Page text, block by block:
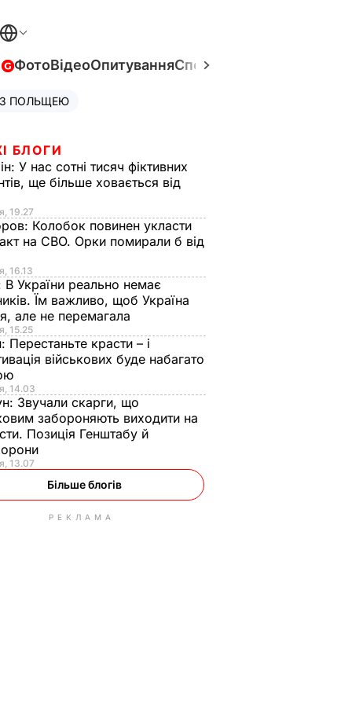
ФотоВідеоОпитуванняСпецпроєкти
ПОЛЬЩЕЮ
БЛОГИ
У нас сотні тисяч фіктивних
ще більше ховається від
19.27
Колобок повинен укласти
на СВО. Орки помирали б від
16.13
В України реально немає
Їм важливо, щоб Україна
але не перемагала
15.25
Перестаньте красти – і
військових буде набагато
14.03
Звучали скарги, що
забороняють виходити на
Позиція Генштабу й
13.07
Більше блогів
РЕКЛАМА